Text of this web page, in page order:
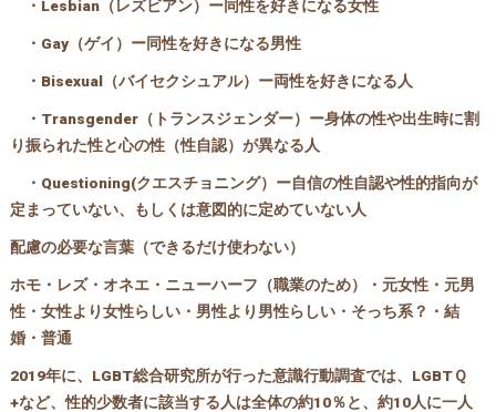
・Lesbian（レズビアン）ー同性を好きになる女性
・Gay（ゲイ）ー同性を好きになる男性
・Bisexual（バイセクシュアル）ー両性を好きになる人
・Transgender（トランスジェンダー）ー身体の性や出生時に割
り振られた性と心の性（性自認）が異なる人
・Questioning(クエスチョニング）ー自信の性自認や性的指向が
定まっていない、もしくは意図的に定めていない人
配慮の必要な言葉（できるだけ使わない）
ホモ・レズ・オネエ・ニューハーフ（職業のため）・元女性・元男
性・女性より女性らしい・男性より男性らしい・そっち系？・結
婚・普通
2019年に、LGBT総合研究所が行った意識行動調査では、LGBTＱ
+など、性的少数者に該当する人は全体の約10％と、約10人に一人